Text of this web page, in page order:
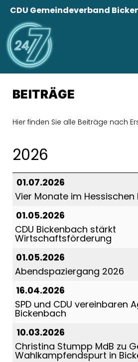
CDU Gemeindeverband
BEITRÄGE
Hier finden Sie alle Beiträge nach
2026
01.07.2026
Vier Monate im Hessischen
01.05.2026
CDU Bickenbach stärkt
Wirtschaftsförderung
01.05.2026
Abendspaziergang 2026
16.04.2026
SPD und CDU vereinbaren
Bickenbach
10.03.2026
Christina Stumpp MdB zu
Wahlkampfendspurt in